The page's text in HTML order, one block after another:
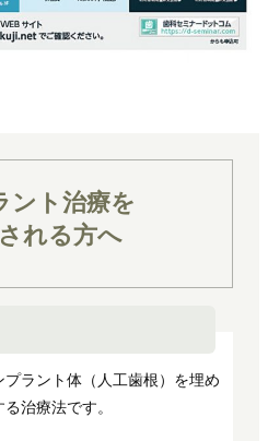
ント治療を
れる方へ
ラント体（人工歯根）を埋め
治療法です。